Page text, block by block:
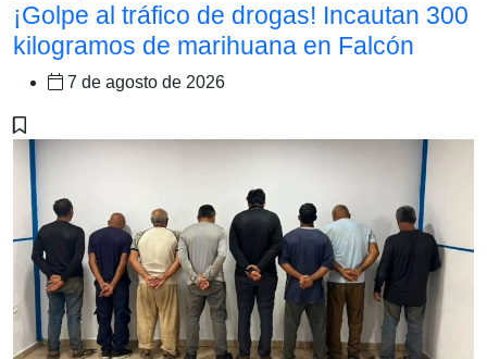
¡Golpe al tráfico de drogas! Incautan 300
kilogramos de marihuana en Falcón
7 de agosto de 2026